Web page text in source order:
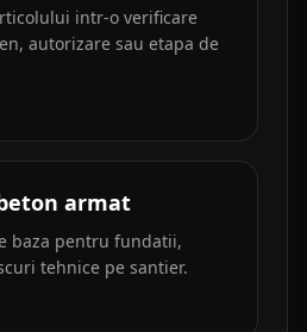
intr-o verificare
autorizare sau etapa de
armat
baza pentru fundatii,
tehnice pe santier.